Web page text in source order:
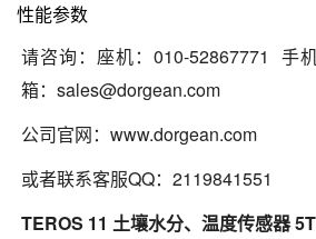
性能参数
请咨询：座机：010-52867771 手机
箱：sales@dorgean.com
公司官网：www.dorgean.com
或者联系客服QQ： 2119841551
TEROS 11 土壤水分、温度传感器